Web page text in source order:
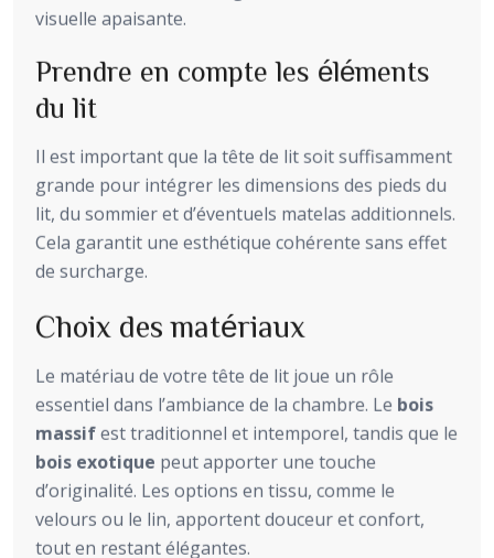
visuelle apaisante.
Prendre en compte les éléments
du lit
Il est important que la tête de lit soit suffisamment
grande pour intégrer les dimensions des pieds du
lit, du sommier et d’éventuels matelas additionnels.
Cela garantit une esthétique cohérente sans effet
de surcharge.
Choix des matériaux
Le matériau de votre tête de lit joue un rôle
essentiel dans l’ambiance de la chambre. Le bois
massifest traditionnel et intemporel, tandis que le
bois exotique peut apporter une touche
d’originalité. Les options en tissu, comme le
velours ou le lin, apportent douceur et confort,
tout en restant élégantes.